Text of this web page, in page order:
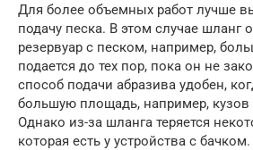
Для более объемных работ лучше
подачу песка. В этом случае шланг
резервуар с песком, например,
подается до тех пор, пока он не
способ подачи абразива удобен,
большую площадь, например, кузов
Однако из-за шланга теряется
которая есть у устройства с